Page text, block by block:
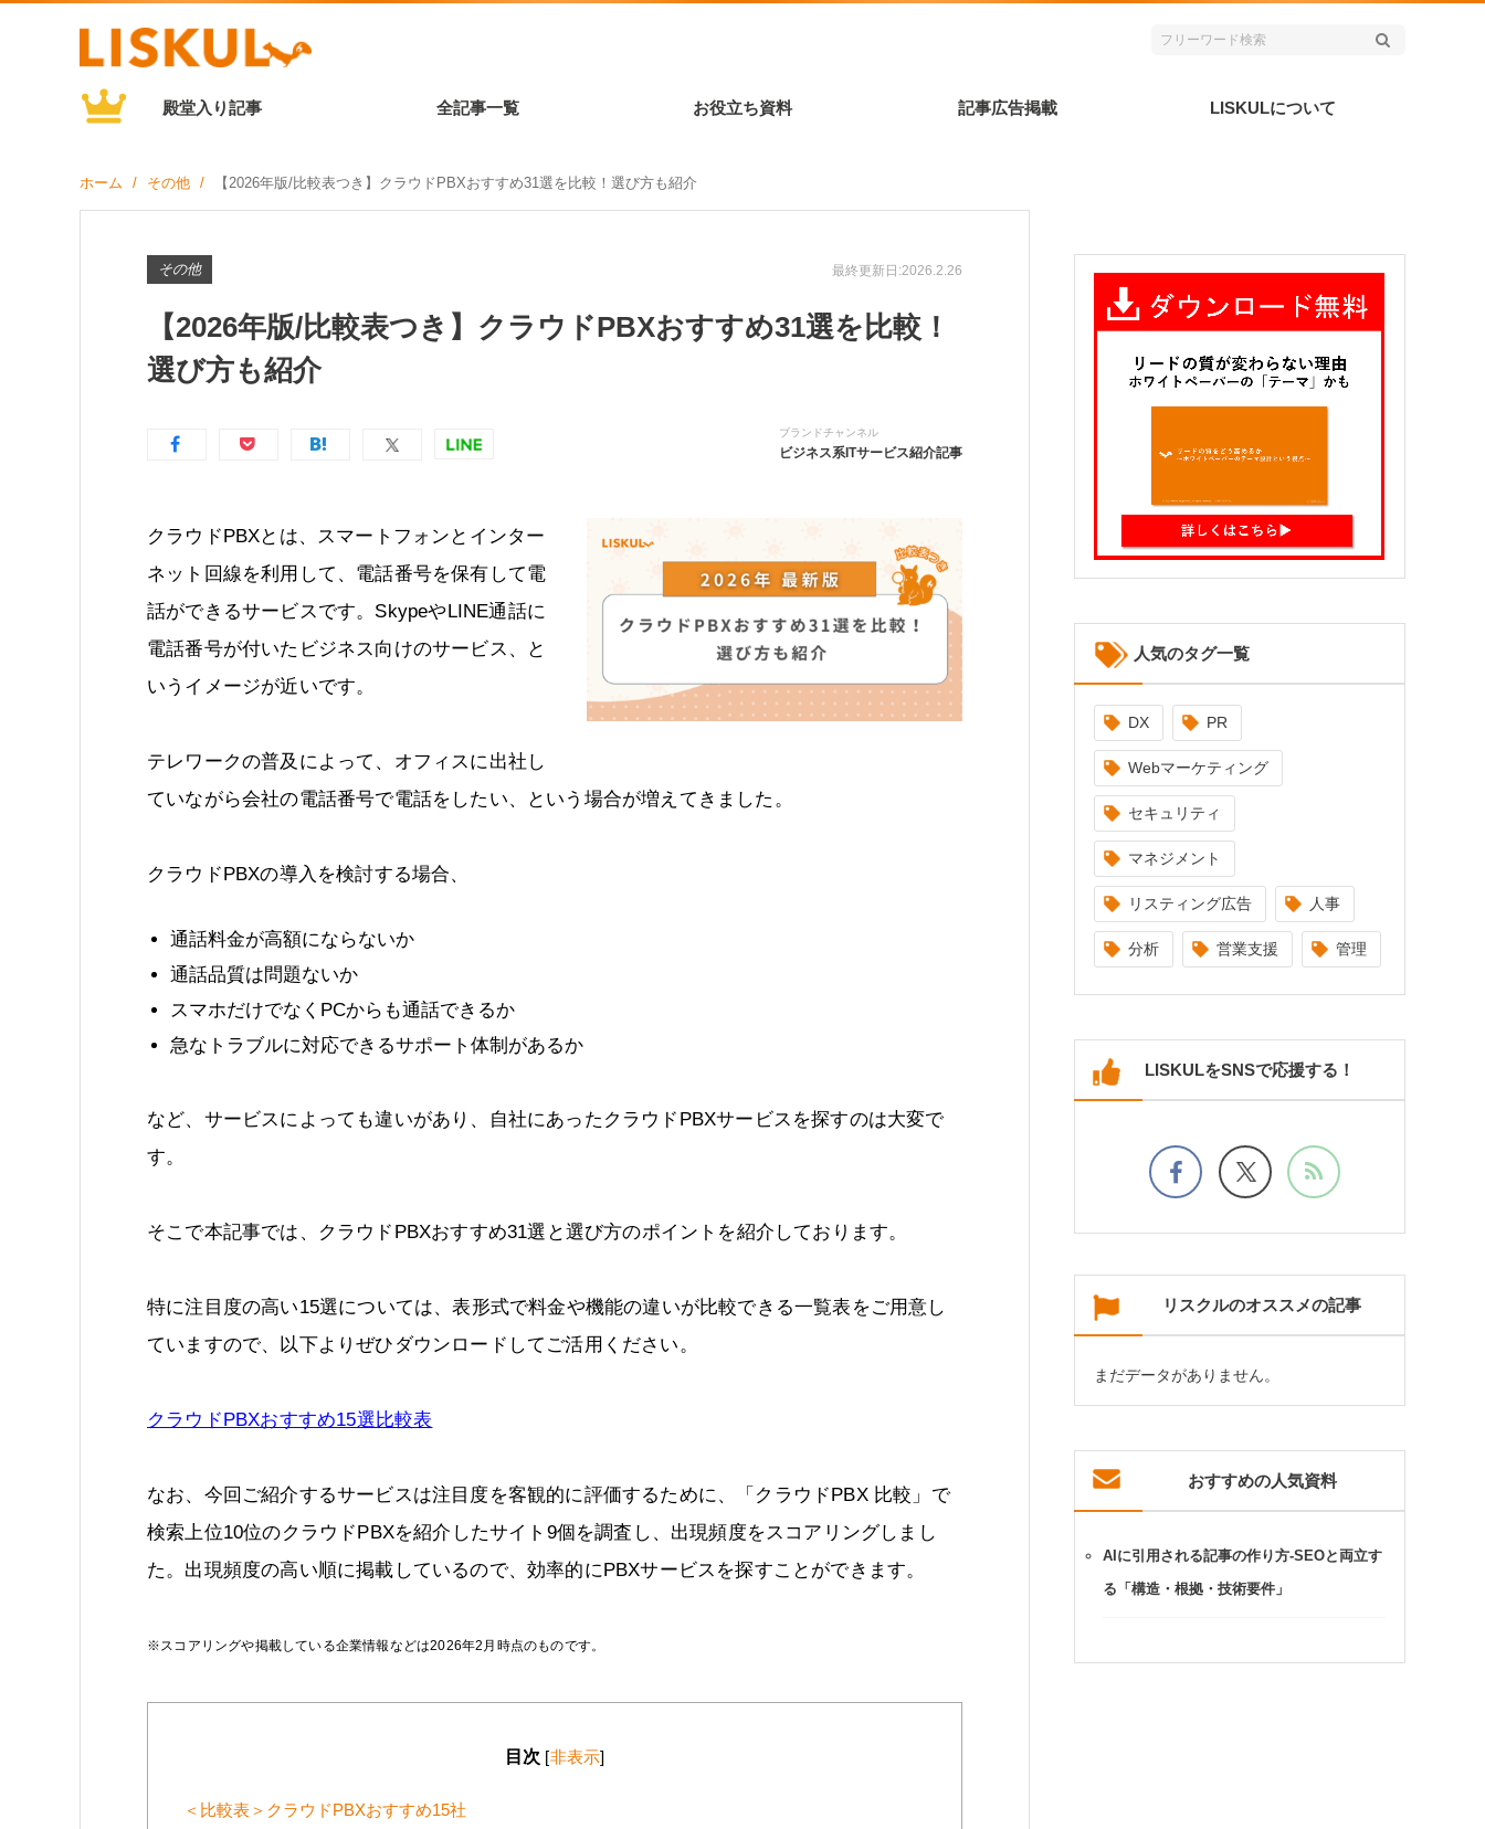
殿堂入り記事 全記事一覧 お役立ち資料 記事広告掲載 LISKULについて
ホーム その他 【2026年版/比較表つき】クラウドPBXおすすめ31選を比較！選び方も紹介
その他 最終更新日:2026.2.26
【2026年版/比較表つき】クラウドPBXおすすめ31選を比較！
選び方も紹介
ブランドチャンネル
ビジネス系ITサービス紹介記事
クラウドPBXとは、スマートフォンとインター
ネット回線を利用して、電話番号を保有して電
話ができるサービスです。SkypeやLINE通話に
電話番号が付いたビジネス向けのサービス、と
いうイメージが近いです。
テレワークの普及によって、オフィスに出社し
ていながら会社の電話番号で電話をしたい、という場合が増えてきました。
クラウドPBXの導入を検討する場合、
通話料金が高額にならないか
通話品質は問題ないか
スマホだけでなくPCからも通話できるか
急なトラブルに対応できるサポート体制があるか
など、サービスによっても違いがあり、自社にあったクラウドPBXサービスを探すのは大変で
す。
そこで本記事では、クラウドPBXおすすめ31選と選び方のポイントを紹介しております。
特に注目度の高い15選については、表形式で料金や機能の違いが比較できる一覧表をご用意し
ていますので、以下よりぜひダウンロードしてご活用ください。
クラウドPBXおすすめ15選比較表
なお、今回ご紹介するサービスは注目度を客観的に評価するために、「クラウドPBX 比較」で
検索上位10位のクラウドPBXを紹介したサイト9個を調査し、出現頻度をスコアリングしまし
た。出現頻度の高い順に掲載しているので、効率的にPBXサービスを探すことができます。
※スコアリングや掲載している企業情報などは2026年2月時点のものです。
目次 [非表示]
＜比較表＞クラウドPBXおすすめ15社
人気のタグ一覧
DX PR
Webマーケティング
セキュリティ
マネジメント
リスティング広告 人事
分析 営業支援 管理
LISKULをSNSで応援する！
リスクルのオススメの記事
まだデータがありません。
おすすめの人気資料
AIに引用される記事の作り方-SEOと両立す
る「構造・根拠・技術要件」